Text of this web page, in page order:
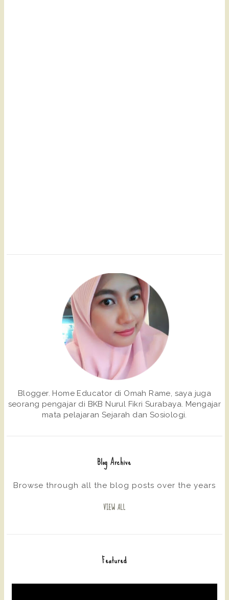
Blogger. Home Educator di Omah Rame, saya juga
seorang pengajar di BKB Nurul Fikri Surabaya. Mengajar
mata pelajaran Sejarah dan Sosiologi.
Blog Archive
Browse through all the blog posts over the years
VIEW ALL
Featured